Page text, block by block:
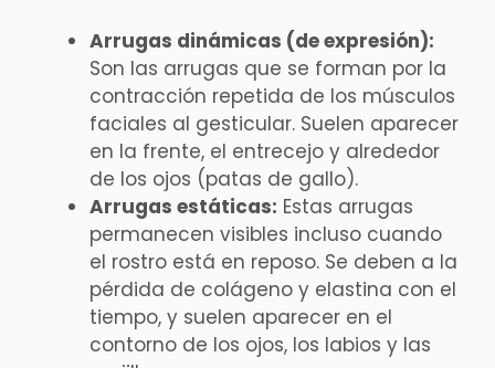
Arrugas dinámicas (de expresión):
Son las arrugas que se forman por la
contracción repetida de los músculos
faciales al gesticular. Suelen aparecer
en la frente, el entrecejo y alrededor
de los ojos (patas de gallo).
Arrugas estáticas: Estas arrugas
permanecen visibles incluso cuando
el rostro está en reposo. Se deben a la
pérdida de colágeno y elastina con el
tiempo, y suelen aparecer en el
contorno de los ojos, los labios y las